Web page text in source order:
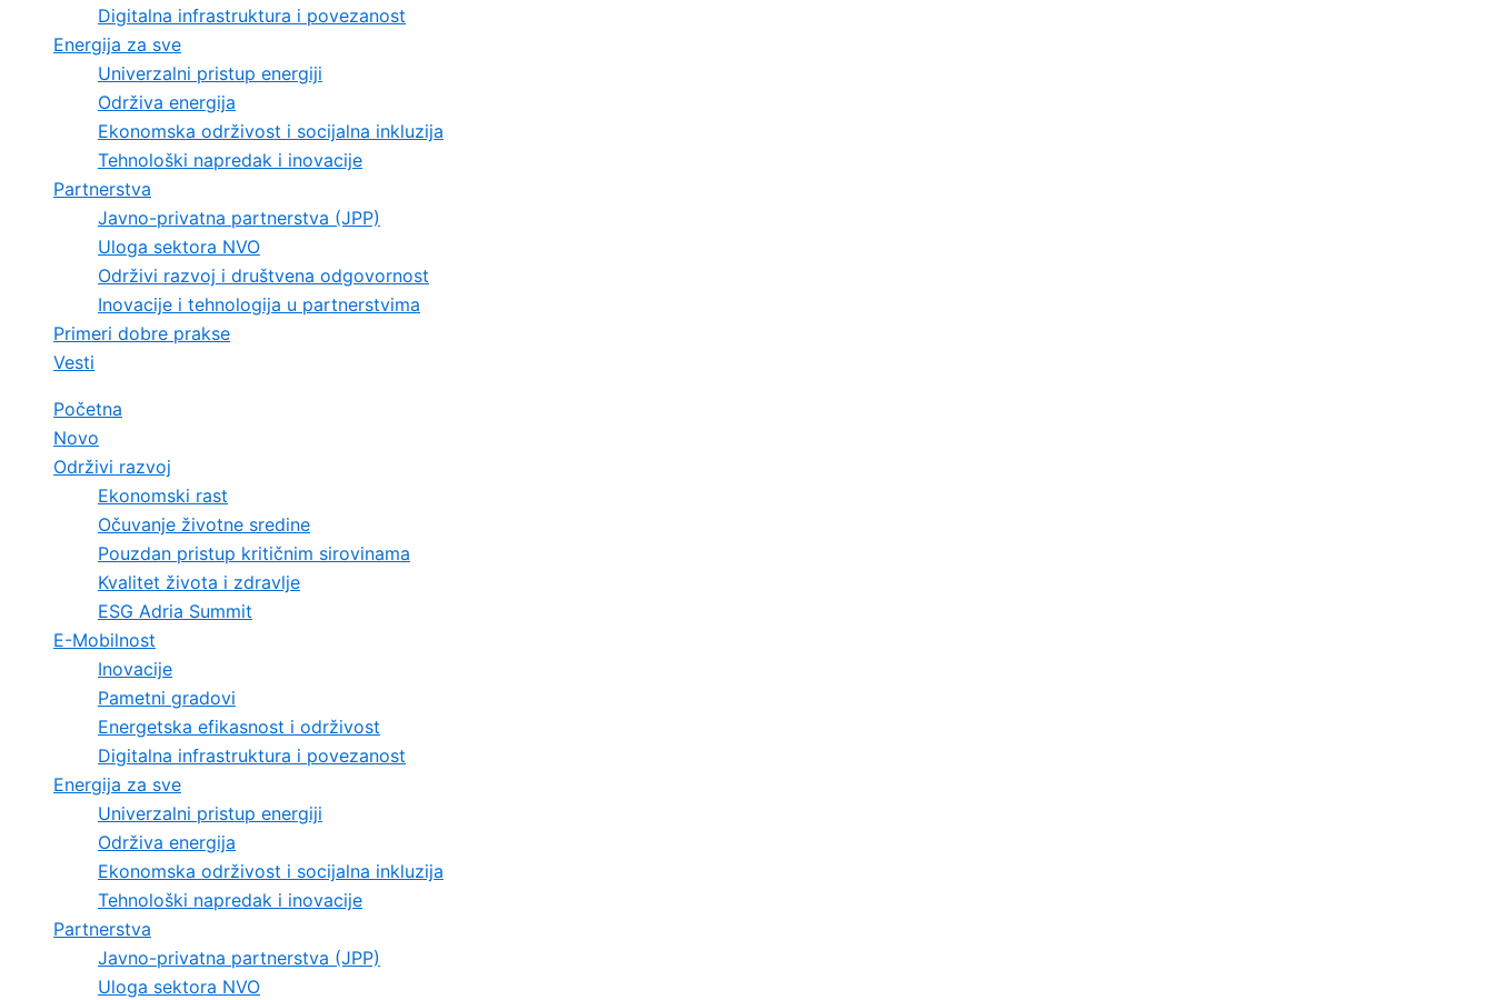
Digitalna infrastruktura i povezanost
Energija za sve
Univerzalni pristup energiji
Održiva energija
Ekonomska održivost i socijalna inkluzija
Tehnološki napredak i inovacije
Partnerstva
Javno-privatna partnerstva (JPP)
Uloga sektora NVO
Održivi razvoj i društvena odgovornost
Inovacije i tehnologija u partnerstvima
Primeri dobre prakse
Vesti
Početna
Novo
Održivi razvoj
Ekonomski rast
Očuvanje životne sredine
Pouzdan pristup kritičnim sirovinama
Kvalitet života i zdravlje
ESG Adria Summit
E-Mobilnost
Inovacije
Pametni gradovi
Energetska efikasnost i održivost
Digitalna infrastruktura i povezanost
Energija za sve
Univerzalni pristup energiji
Održiva energija
Ekonomska održivost i socijalna inkluzija
Tehnološki napredak i inovacije
Partnerstva
Javno-privatna partnerstva (JPP)
Uloga sektora NVO